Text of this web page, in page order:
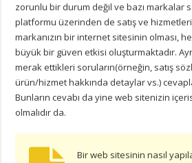
zorunlu bir durum değil ve bazı markalar
platformu üzerinden de satış ve
markanızın bir internet sitesinin olması,
büyük bir güven etkisi oluşturmaktadır.
merak ettikleri soruların(örneğin, satış
ürün/hizmet hakkında detaylar vs.)
Bunların cevabı da yine web sitenizin
olmalıdır da.
Bir web sitesinin nasıl